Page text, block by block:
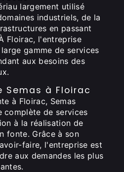
largement utilisé
industriels, de la
en passant
Floirac, l'entreprise
gamme de services
aux besoins des
Semas à Floirac
à Floirac, Semas
complète de services
à la réalisation de
fonte. Grâce à son
faire, l'entreprise est
aux demandes les plus